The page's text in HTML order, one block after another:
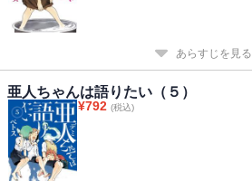
あらすじを見る
亜人ちゃんは語りたい（５）
¥792 (税込)